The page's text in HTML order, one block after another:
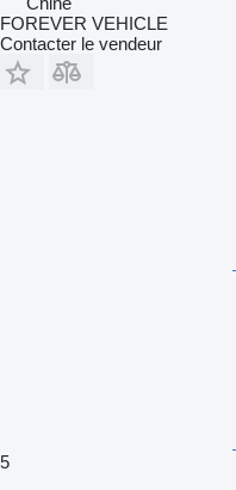
FOREVER VEHICLE
Contacter le vendeur
5